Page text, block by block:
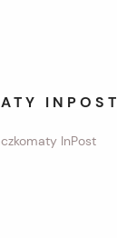
INPOST